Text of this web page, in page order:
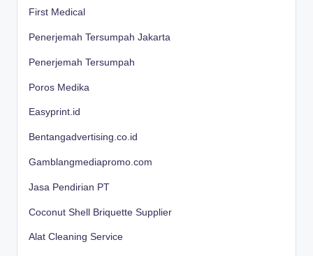
First Medical
Penerjemah Tersumpah Jakarta
Penerjemah Tersumpah
Poros Medika
Easyprint.id
Bentangadvertising.co.id
Gamblangmediapromo.com
Jasa Pendirian PT
Coconut Shell Briquette Supplier
Alat Cleaning Service